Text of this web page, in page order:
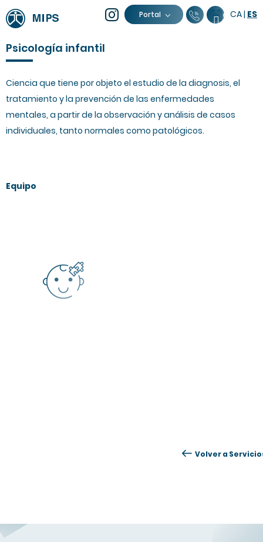
Portal 93 805 04
CA| ES
Psicología infantil
Ciencia que tiene por objeto el estudio de la diagnosis, el
tratamiento y la prevención de las enfermedades
mentales, a partir de la observación y análisis de casos
individuales, tanto normales como patológicos.
Equipo
Volver a